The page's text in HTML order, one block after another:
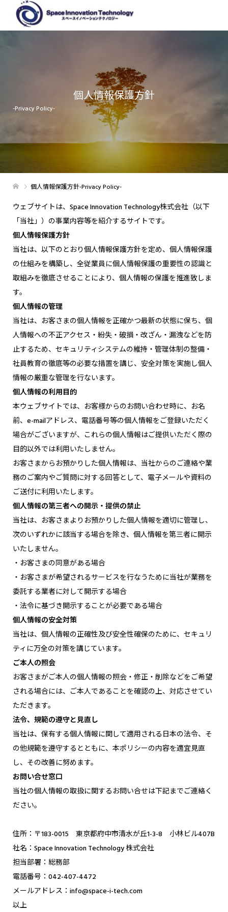
個人情報保護方針
-Privacy Policy-
個人情報保護方針-Privacy Policy-
ウェブサイトは、Space Innovation Technology株式会社（以下
「当社」）の事業内容等を紹介するサイトです。
個人情報保護方針
当社は、以下のとおり個人情報保護方針を定め、個人情報保護
の仕組みを構築し、全従業員に個人情報保護の重要性の認識と
取組みを徹底させることにより、個人情報の保護を推進致しま
す。
個人情報の管理
当社は、お客さまの個人情報を正確かつ最新の状態に保ち、個
人情報への不正アクセス・紛失・破損・改ざん・漏洩などを防
止するため、セキュリティシステムの維持・管理体制の整備・
社員教育の徹底等の必要な措置を講じ、安全対策を実施し個人
情報の厳重な管理を行ないます。
個人情報の利用目的
本ウェブサイトでは、お客様からのお問い合わせ時に、お名
前、e-mailアドレス、電話番号等の個人情報をご登録いただく
場合がございますが、これらの個人情報はご提供いただく際の
目的以外では利用いたしません。
お客さまからお預かりした個人情報は、当社からのご連絡や業
務のご案内やご質問に対する回答として、電子メールや資料の
ご送付に利用いたします。
個人情報の第三者への開示・提供の禁止
当社は、お客さまよりお預かりした個人情報を適切に管理し、
次のいずれかに該当する場合を除き、個人情報を第三者に開示
いたしません。
・お客さまの同意がある場合
・お客さまが希望されるサービスを行なうために当社が業務を
委託する業者に対して開示する場合
・法令に基づき開示することが必要である場合
個人情報の安全対策
当社は、個人情報の正確性及び安全性確保のために、セキュリ
ティに万全の対策を講じています。
ご本人の照会
お客さまがご本人の個人情報の照会・修正・削除などをご希望
される場合には、ご本人であることを確認の上、対応させてい
ただきます。
法令、規範の遵守と見直し
当社は、保有する個人情報に関して適用される日本の法令、そ
の他規範を遵守するとともに、本ポリシーの内容を適宜見直
し、その改善に努めます。
お問い合せ窓口
当社の個人情報の取扱に関するお問い合せは下記までご連絡く
ださい。
住所：〒183-0015 東京都府中市清水が丘1-3-8 小林ビル407B
社名：Space Innovation Technology 株式会社
担当部署：総務部
電話番号：042-407-4472
メールアドレス：info@space-i-tech.com
以上